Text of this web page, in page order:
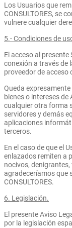
Los Usuarios que
CONSULTORES, se
vulnere cualquier
5.- Condiciones de
El acceso al
conexión a través de
proveedor de
Queda
bienes o intereses de
cualquier otra forma
servidores y demás
aplicaciones
terceros.
En el caso de que el
enlazados remiten a
nocivos,
agradeceríamos que
CONSULTORES.
6. Legislación.
El presente Aviso
por la legislación